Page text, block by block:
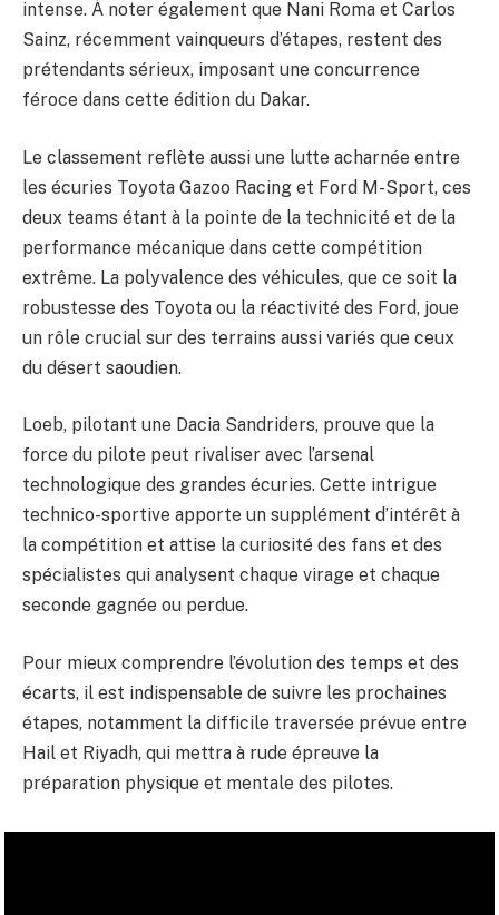
intense. À noter également que Nani Roma et Carlos
Sainz, récemment vainqueurs d’étapes, restent des
prétendants sérieux, imposant une concurrence
féroce dans cette édition du Dakar.
Le classement reflète aussi une lutte acharnée entre
les écuries Toyota Gazoo Racing et Ford M-Sport, ces
deux teams étant à la pointe de la technicité et de la
performance mécanique dans cette compétition
extrême. La polyvalence des véhicules, que ce soit la
robustesse des Toyota ou la réactivité des Ford, joue
un rôle crucial sur des terrains aussi variés que ceux
du désert saoudien.
Loeb, pilotant une Dacia Sandriders, prouve que la
force du pilote peut rivaliser avec l’arsenal
technologique des grandes écuries. Cette intrigue
technico-sportive apporte un supplément d’intérêt à
la compétition et attise la curiosité des fans et des
spécialistes qui analysent chaque virage et chaque
seconde gagnée ou perdue.
Pour mieux comprendre l’évolution des temps et des
écarts, il est indispensable de suivre les prochaines
étapes, notamment la difficile traversée prévue entre
Hail et Riyadh, qui mettra à rude épreuve la
préparation physique et mentale des pilotes.